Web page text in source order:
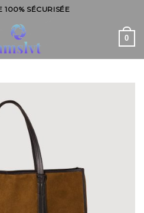
100% SÉCURISÉE
0